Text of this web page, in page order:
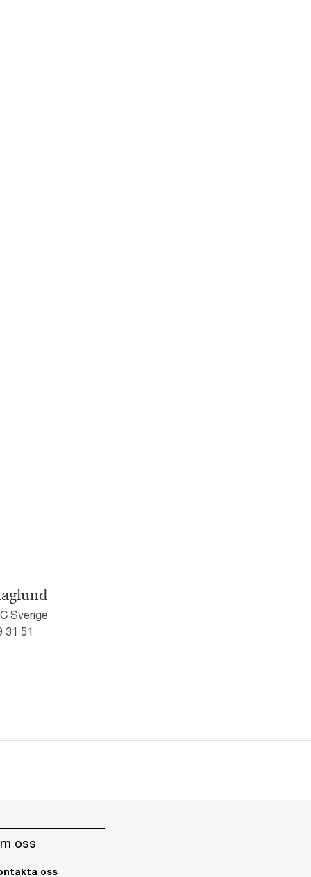
Sverige
31 51
oss
oss